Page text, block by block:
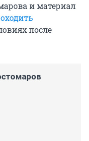
и материал
после